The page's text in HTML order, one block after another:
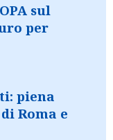
sul
per
piena
Roma e